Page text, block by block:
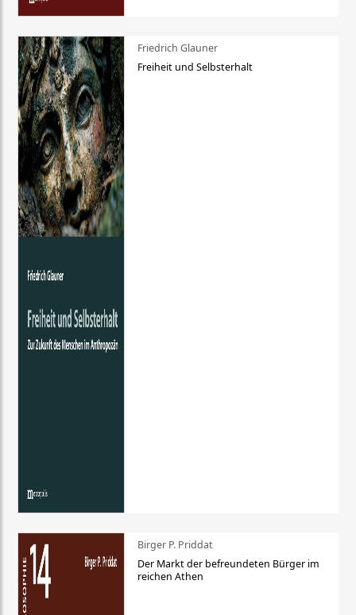
Friedrich Glauner
Freiheit und Selbsterhalt
Birger P. Priddat
Der Markt der befreundeten Bürger im
reichen Athen